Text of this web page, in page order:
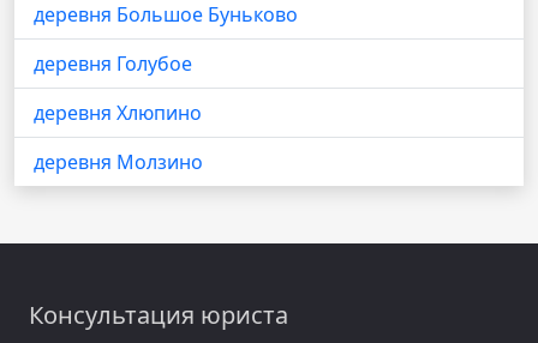
деревня Большое Буньково
деревня Голубое
деревня Хлюпино
деревня Молзино
Консультация юриста